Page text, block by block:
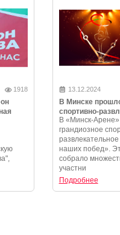
1918 13.12.2024
В Минске
спортивно-
шоу «Время
В «Минск-Арене»
грандиозное
наших побед».
собрало
участни
Подробнее